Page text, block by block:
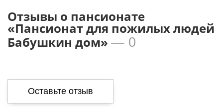
Отзывы о пансионате
«Пансионат для пожилых людей
Бабушкин дом» — 0
Оставьте отзыв